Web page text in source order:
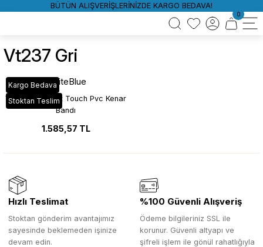
BÜTÜN ALIŞVERİŞLERİNİZDE KARGO BEDAVA!
0
Vt237 Gri
Kargo Bedava
Stoktan Teslim
WhiteBlue
VT_237 Gri Soft Touch Pvc Kenar
Bandı
1.585,57 TL
Hızlı Teslimat
Stoktan gönderim avantajımız
sayesinde beklemeden işinize
devam edin.
%100 Güvenli Alışveriş
Ödeme bilgileriniz SSL ile
korunur. Güvenli altyapı ve
şifreli işlem ile gönül rahatlığıyla